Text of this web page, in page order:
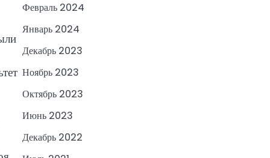
Февраль 2024
Январь 2024
Декабрь 2023
Ноябрь 2023
Октябрь 2023
Июнь 2023
Декабрь 2022